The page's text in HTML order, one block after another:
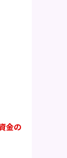
金の